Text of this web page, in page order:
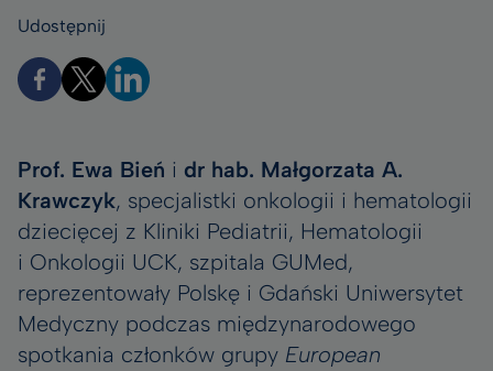
Udostępnij
Prof. Ewa Bień i dr hab. Małgorzata A.
Krawczyk, specjalistki onkologii i hematologii
dziecięcej z Kliniki Pediatrii, Hematologii
i Onkologii UCK, szpitala GUMed,
reprezentowały Polskę i Gdański Uniwersytet
Medyczny podczas międzynarodowego
spotkania członków grupy European